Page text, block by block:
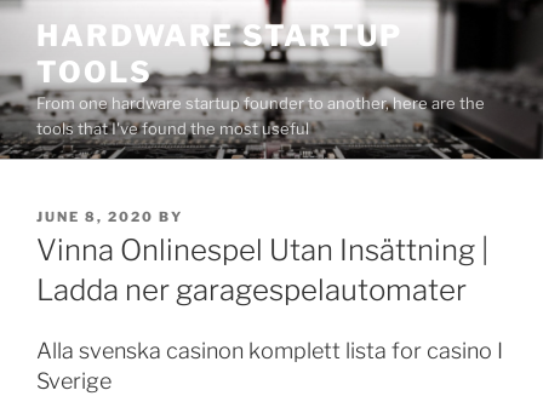
Skip
content
HARDWARE STARTUP
TOOLS
From one hardware startup founder to another, here are the
tools that I've found the most useful
POSTED
ON
JUNE 8, 2020 BY
Vinna Onlinespel Utan Insättning |
Ladda ner garagespelautomater
Alla svenska casinon komplett lista for casino I
Sverige